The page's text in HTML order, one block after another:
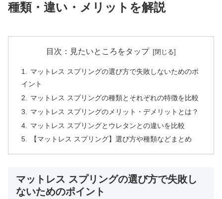
種類・違い・メリットを解説
目次：見たいところをタップ
マットレス スプリングの選び方で失敗しないためのポ
イント
マットレス スプリングの種類とそれぞれの特徴を比較
マットレス スプリングのメリット・デメリットとは？
マットレス スプリングとウレタンとの違いを比較
【マットレス スプリング】選び方や種類などまとめ
マットレス スプリングの選び方で失敗し
ないためのポイント